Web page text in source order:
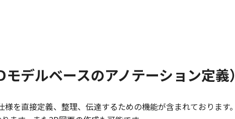
ルベースのアノテーション定義）
直接定義、整理、伝達するための機能が含まれております。